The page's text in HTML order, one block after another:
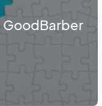
GoodBarber